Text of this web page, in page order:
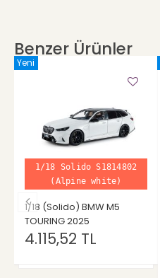
Benzer Ürünler
1/18 Solido S1814802
(Alpine white)
1/18 (Solido) BMW M5
TOURING 2025
4.115,52 TL
Yeni